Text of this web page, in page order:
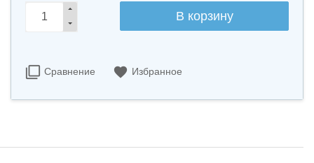
Сравнение Избранное